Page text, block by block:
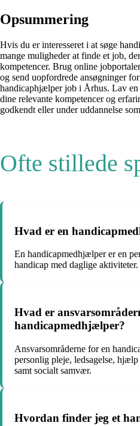
Opsummering
Hvis du er interesseret i at søge
mange muligheder at finde et job,
kompetencer. Brug online
og send uopfordrede ansøgninger
handicaphjælper job i Århus. Lav
dine relevante kompetencer og
godkendt eller under uddannelse
Ofte stillede
Hvad er en
En handicapmedhjælper er en
handicap med daglige aktiviteter.
Hvad er
handicapmedhjælper?
Ansvarsområderne for en
personlig pleje, ledsagelse,
samt socialt samvær.
Hvordan finder jeg et